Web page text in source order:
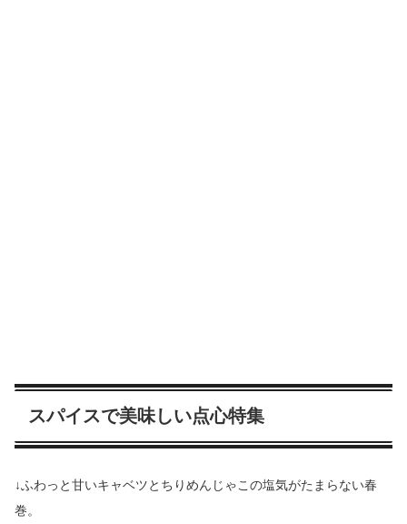
スパイスで美味しい点心特集
↓ふわっと甘いキャベツとちりめんじゃこの塩気がたまらない春
巻。